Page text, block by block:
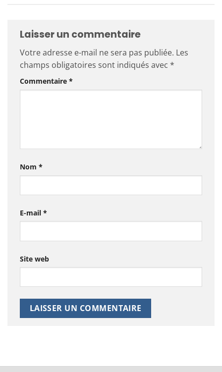
Laisser un commentaire
Votre adresse e-mail ne sera pas publiée. Les
champs obligatoires sont indiqués avec *
Commentaire *
Nom *
E-mail *
Site web